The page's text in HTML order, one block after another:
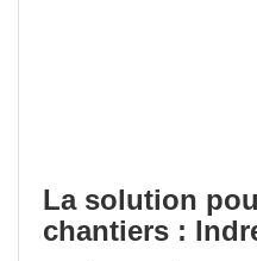
La solution
chantiers :